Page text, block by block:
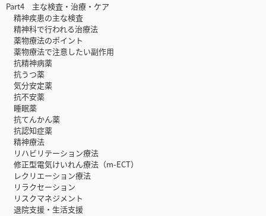
Part4 主な検査・治療・ケア
精神疾患の主な検査
精神科で行われる治療法
薬物療法のポイント
薬物療法で注意したい副作用
抗精神病薬
抗うつ薬
気分安定薬
抗不安薬
睡眠薬
抗てんかん薬
抗認知症薬
精神療法
リハビリテーション療法
修正型電気けいれん療法（m-ECT）
レクリエーション療法
リラクセーション
リスクマネジメント
退院支援・生活支援